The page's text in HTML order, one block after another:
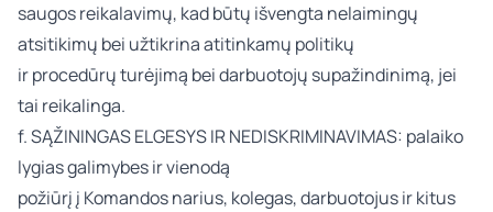
saugos reikalavimų, kad būtų išvengta nelaimingų
atsitikimų bei užtikrina atitinkamų politikų
ir procedūrų turėjimą bei darbuotojų supažindinimą, jei
tai reikalinga.
f. SĄŽININGAS ELGESYS IR NEDISKRIMINAVIMAS: palaiko
lygias galimybes ir vienodą
požiūrį į Komandos narius, kolegas, darbuotojus ir kitus